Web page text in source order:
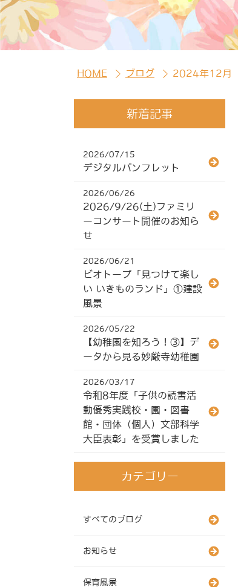
HOME ブログ 2024年12月
新着記事
2026/07/15
デジタルパンフレット
2026/06/26
2026/9/26(土)ファミリ
ーコンサート開催のお知ら
せ
2026/06/21
ビオトープ「見つけて楽し
い いきものランド」①建設
風景
2026/05/22
【幼稚園を知ろう！③】デ
ータから見る妙厳寺幼稚園
2026/03/17
令和8年度「子供の読書活
動優秀実践校・園・図書
館・団体（個人）文部科学
大臣表彰」を受賞しました
カテゴリー
すべてのブログ
お知らせ
保育風景